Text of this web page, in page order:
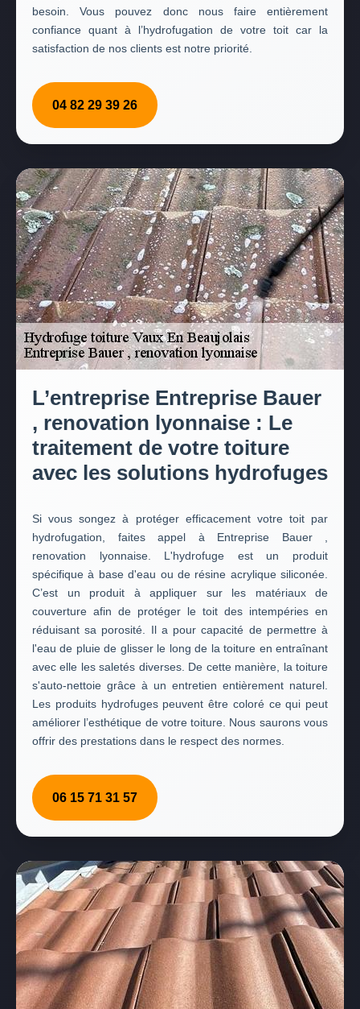
besoin. Vous pouvez donc nous faire entièrement
confiance quant à l’hydrofugation de votre toit car la
satisfaction de nos clients est notre priorité.
04 82 29 39 26
L’entreprise Entreprise Bauer
, renovation lyonnaise : Le
traitement de votre toiture
avec les solutions hydrofuges
Si vous songez à protéger efficacement votre toit par
hydrofugation, faites appel à Entreprise Bauer ,
renovation lyonnaise. L'hydrofuge est un produit
spécifique à base d'eau ou de résine acrylique siliconée.
C’est un produit à appliquer sur les matériaux de
couverture afin de protéger le toit des intempéries en
réduisant sa porosité. Il a pour capacité de permettre à
l'eau de pluie de glisser le long de la toiture en entraînant
avec elle les saletés diverses. De cette manière, la toiture
s'auto-nettoie grâce à un entretien entièrement naturel.
Les produits hydrofuges peuvent être coloré ce qui peut
améliorer l’esthétique de votre toiture. Nous saurons vous
offrir des prestations dans le respect des normes.
06 15 71 31 57